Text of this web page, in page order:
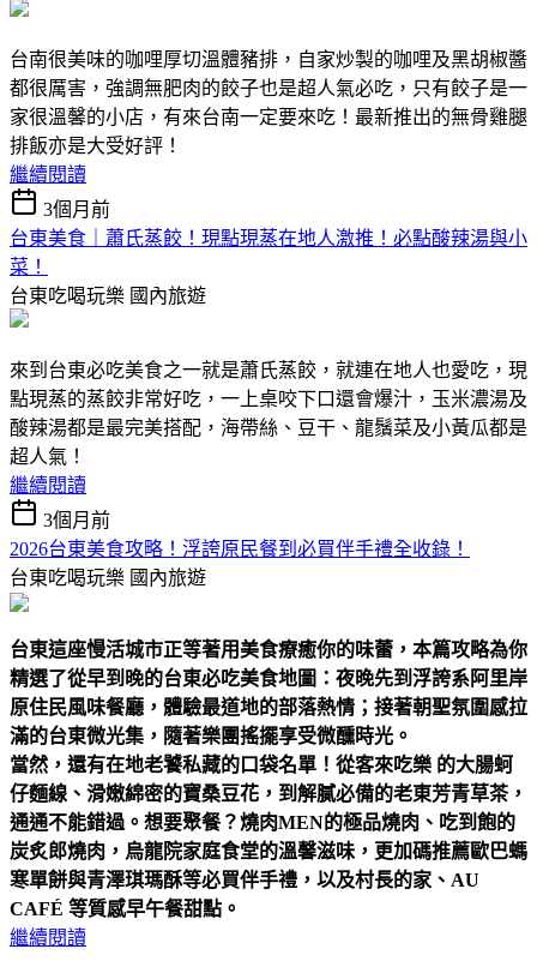
台南很美味的咖哩厚切溫體豬排，自家炒製的咖哩及黑胡椒醬
都很厲害，強調無肥肉的餃子也是超人氣必吃，只有餃子是一
家很溫馨的小店，有來台南一定要來吃！最新推出的無骨雞腿
排飯亦是大受好評！
繼續閱讀
3個月前
台東美食｜蕭氏蒸餃！現點現蒸在地人激推！必點酸辣湯與小
菜！
台東吃喝玩樂 國內旅遊
來到台東必吃美食之一就是蕭氏蒸餃，就連在地人也愛吃，現
點現蒸的蒸餃非常好吃，一上桌咬下口還會爆汁，玉米濃湯及
酸辣湯都是最完美搭配，海帶絲、豆干、龍鬚菜及小黃瓜都是
超人氣！
繼續閱讀
3個月前
2026台東美食攻略！浮誇原民餐到必買伴手禮全收錄！
台東吃喝玩樂 國內旅遊
台東這座慢活城市正等著用美食療癒你的味蕾，本篇攻略為你
精選了從早到晚的台東必吃美食地圖：夜晚先到浮誇系阿里岸
原住民風味餐廳，體驗最道地的部落熱情；接著朝聖氛圍感拉
滿的台東微光集，隨著樂團搖擺享受微醺時光。
當然，還有在地老饕私藏的口袋名單！從客來吃樂 的大腸蚵
仔麵線、滑嫩綿密的寶桑豆花，到解膩必備的老東芳青草茶，
通通不能錯過。想要聚餐？燒肉MEN的極品燒肉、吃到飽的
炭炙郎燒肉，烏龍院家庭食堂的溫馨滋味，更加碼推薦歐巴螞
寒單餅與青澤琪瑪酥等必買伴手禮，以及村長的家、AU
CAFÉ 等質感早午餐甜點。
繼續閱讀